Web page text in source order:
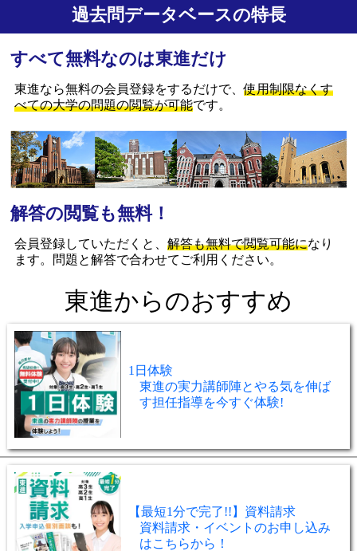
過去問データベースの特長
すべて無料なのは東進だけ
東進なら無料の会員登録をするだけで、使用制限なくす
べての大学の問題の閲覧が可能です。
解答の閲覧も無料！
会員登録していただくと、 解答も無料で閲覧可能になり
ます。問題と解答で合わせてご利用ください。
東進からのおすすめ
1日体験
東進の実力講師陣とやる気を伸ば
す担任指導を今すぐ体験!
【最短1分で完了!!】資料請求
資料請求・イベントのお申し込み
はこちらから！